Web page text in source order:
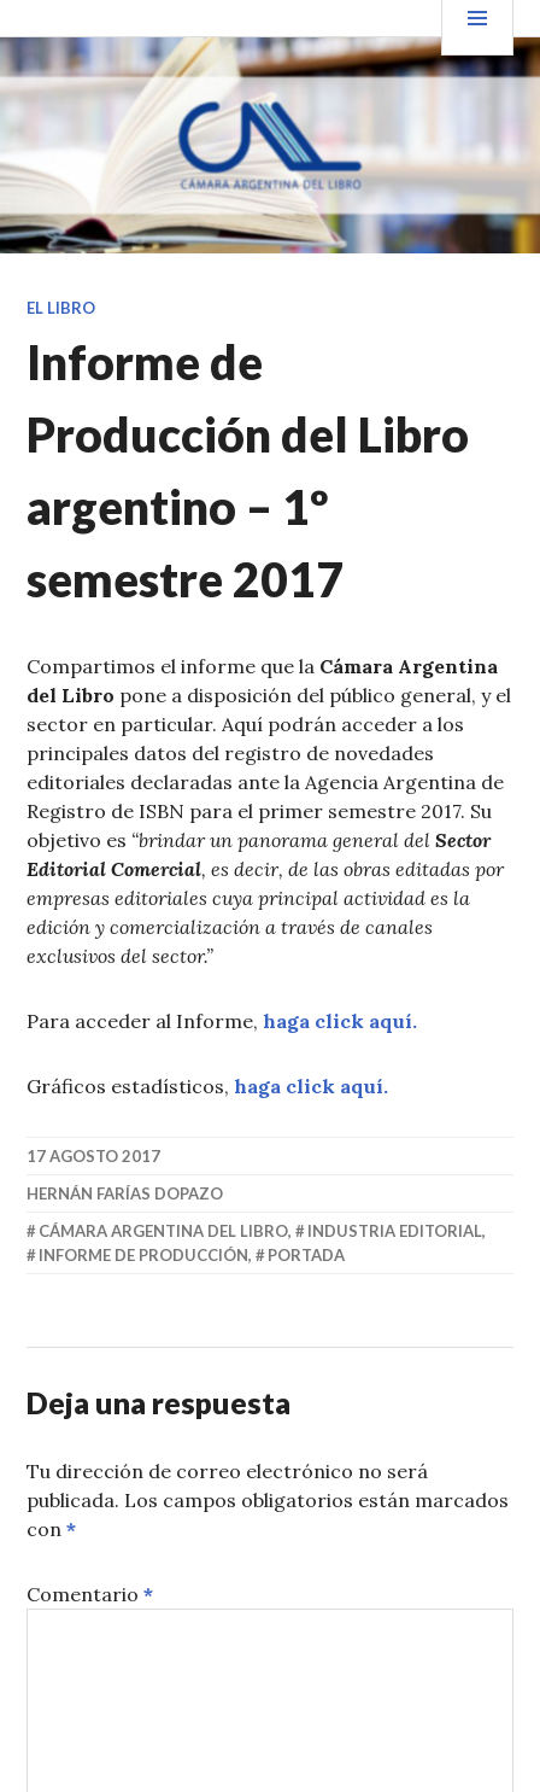
al
contenido.
VENDER+LIBROS NOTICIAS
EL LIBRO
Informe de
Producción del Libro
argentino – 1º
semestre 2017
Compartimos el informe que la Cámara Argentina
del Libro pone a disposición del público general, y el
sector en particular. Aquí podrán acceder a los
principales datos del registro de novedades
editoriales declaradas ante la Agencia Argentina de
Registro de ISBN para el primer semestre 2017. Su
objetivo es “brindar un panorama general delSector
Editorial Comercial, es decir, de las obras editadas por
empresas editoriales cuya principal actividad es la
edición y comercialización a través de canales
exclusivos del sector.”
Para acceder al Informe,haga click aquí.
Gráficos estadísticos,haga click aquí.
17 AGOSTO 2017
HERNÁN FARÍAS DOPAZO
CÁMARA ARGENTINA DEL LIBRO, INDUSTRIA EDITORIAL,
INFORME DE PRODUCCIÓN, PORTADA
Deja una respuesta
Tu dirección de correo electrónico no será
publicada. Los campos obligatorios están marcados
con*
Comentario*